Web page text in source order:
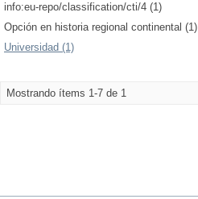
info:eu-repo/classification/cti/4 (1)
Opción en historia regional continental (1)
Universidad (1)
Mostrando ítems 1-7 de 1